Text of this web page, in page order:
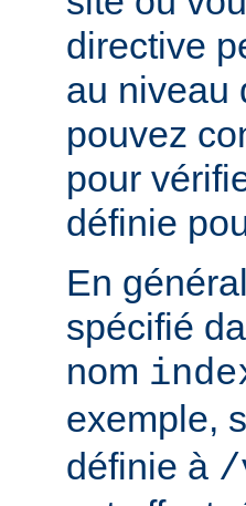
directive
au niveau
pouvez
pour
définie
En
spécifié
nom
exemple,
définie à /